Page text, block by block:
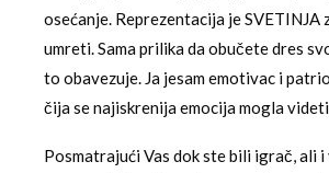
osećanje. Reprezentacija je SVETINJA
umreti. Sama prilika da obučete dres
to obavezuje. Ja jesam emotivac i
čija se najiskrenija emocija mogla
Posmatrajući Vas dok ste bili igrač, ali